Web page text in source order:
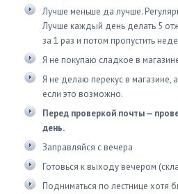
Лучше меньше да лучше.
Лучше каждый день делать 5
за 1 раз и потом пропустить
Я не покупаю сладкое в
Я не делаю перекус в
если это возможно.
Перед проверкой почты —
день.
Заправляйся с вечера
Готовься к выходу вечером
Подниматься по лестнице хотя